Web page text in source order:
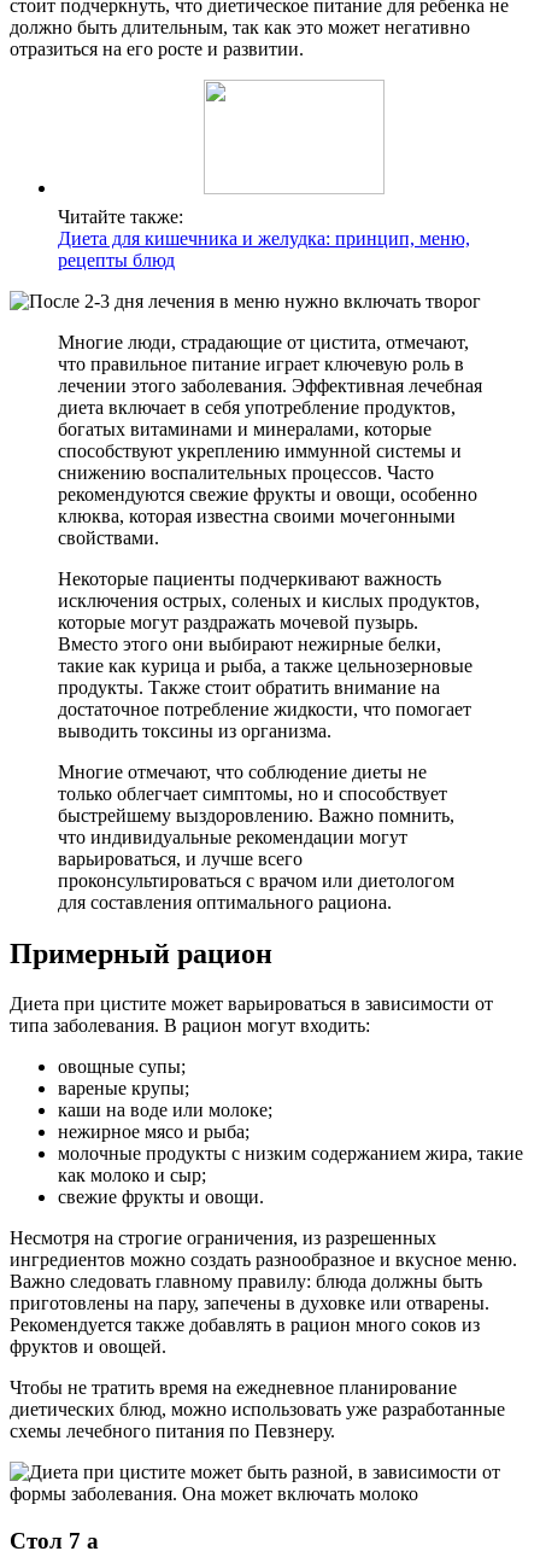
стоит подчеркнуть, что диетическое питание для ребенка не
должно быть длительным, так как это может негативно
отразиться на его росте и развитии.
Читайте также:
Диета для кишечника и желудка: принцип, меню,
рецепты блюд
Многие люди, страдающие от цистита, отмечают,
что правильное питание играет ключевую роль в
лечении этого заболевания. Эффективная лечебная
диета включает в себя употребление продуктов,
богатых витаминами и минералами, которые
способствуют укреплению иммунной системы и
снижению воспалительных процессов. Часто
рекомендуются свежие фрукты и овощи, особенно
клюква, которая известна своими мочегонными
свойствами.
Некоторые пациенты подчеркивают важность
исключения острых, соленых и кислых продуктов,
которые могут раздражать мочевой пузырь.
Вместо этого они выбирают нежирные белки,
такие как курица и рыба, а также цельнозерновые
продукты. Также стоит обратить внимание на
достаточное потребление жидкости, что помогает
выводить токсины из организма.
Многие отмечают, что соблюдение диеты не
только облегчает симптомы, но и способствует
быстрейшему выздоровлению. Важно помнить,
что индивидуальные рекомендации могут
варьироваться, и лучше всего
проконсультироваться с врачом или диетологом
для составления оптимального рациона.
Примерный рацион
Диета при цистите может варьироваться в зависимости от
типа заболевания. В рацион могут входить:
овощные супы;
вареные крупы;
каши на воде или молоке;
нежирное мясо и рыба;
молочные продукты с низким содержанием жира, такие
как молоко и сыр;
свежие фрукты и овощи.
Несмотря на строгие ограничения, из разрешенных
ингредиентов можно создать разнообразное и вкусное меню.
Важно следовать главному правилу: блюда должны быть
приготовлены на пару, запечены в духовке или отварены.
Рекомендуется также добавлять в рацион много соков из
фруктов и овощей.
Чтобы не тратить время на ежедневное планирование
диетических блюд, можно использовать уже разработанные
схемы лечебного питания по Певзнеру.
Стол 7 а